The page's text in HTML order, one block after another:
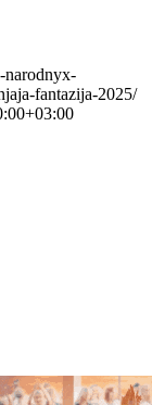
narodnyx-
fantazija-2025/